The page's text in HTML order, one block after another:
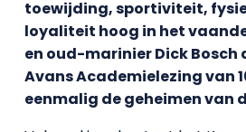
toewijding, sportiviteit,
loyaliteit hoog in het
en oud-marinier Dick Bosch
Avans Academielezing van
eenmalig de geheimen van